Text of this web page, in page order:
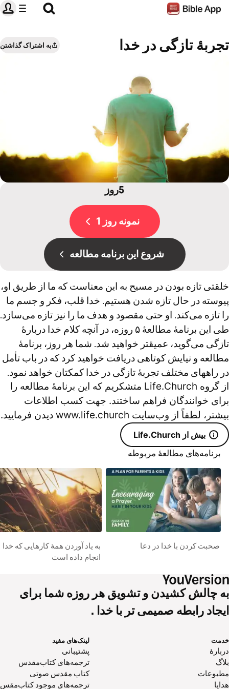
تجربۀ تازگی در خدا به اشتراک گذاشتن
5روز
نمونه روز 1
شروع این برنامه مطالعه
خلقتی تازه بودن در مسیح به این معناست که ما از طریق او،
پیوسته در حال تازه شدن هستیم. خدا قلب، فکر و جسم ما
را تازه می‌کند. او حتی مقصود و هدف ما را نیز تازه می‌سازد.
طی این برنامۀ مطالعۀ ۵ روزه، در آنچه کلام خدا دربارۀ
تازگی می‌گوید، عمیقتر خواهید شد. شما هر روز، برنامۀ
مطالعه و نیایش کوتاهی دریافت خواهید کرد که در باب تأمل
در راههای مختلف تجربۀ تازگی در خدا کمکتان خواهد نمود.
از گروه Life.Church متشکریم که این برنامۀ مطالعه را
برای خوانندگان فراهم ساختند. جهت کسب اطلاعات
بیشتر، لطفاً از وب‌سایت www.life.church دیدن فرمایید.
بیش از Life.Church
برنامه‌های مطالعۀ مربوطه
صحبت کردن با خدا در دعا
به یاد آوردن همۀ کارهایی که خدا
انجام داده است
به چالش کشیدن و تشویق هر روزه شما برای
ایجاد رابطه صمیمی تر با خدا .
خدمت
دربارهٔ
بلاگ
مطبوعات
هدایا
لینک‌های مفید
پشتیبانی
ترجمه‌های کتاب‌مقدس
کتاب‌ مقدس صوتی
ترجمه‌های موجود کتاب‌مقس